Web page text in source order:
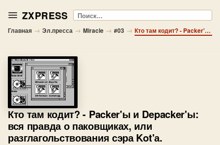
ZXPRESS Поиск
Главная → Эл.пресса → Miracle → #03 → Кто там кодит? - Packer'ы и Depacker'ы: вся правда о паковщиках, или разглагольствования сэра Kot'а.
Кто там кодит? - Packer'ы и Depacker'ы:
вся правда о паковщиках, или
разглагольствования сэра Kot'а.